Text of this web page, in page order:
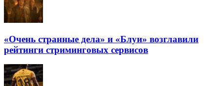
«Очень странные дела» и «Блуи» возглавили
рейтинги стриминговых сервисов